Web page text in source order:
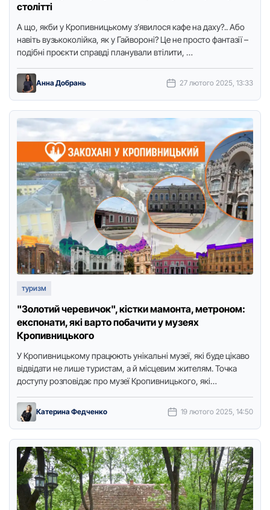
столітті
А що, якби у Кропивницькому з’явилося кафе на даху?.. Або
навіть вузькоколійка, як у Гайвороні? Це не просто фантазії –
подібні проєкти справді планували втілити, …
Анна Добрань 27 лютого 2025, 13:33
туризм
"Золотий черевичок", кістки мамонта, метроном:
експонати, які варто побачити у музеях
Кропивницького
У Кропивницькому працюють унікальні музеї, які буде цікаво
відвідати не лише туристам, а й місцевим жителям. Точка
доступу розповідає про музеї Кропивницького, які
Катерина Федченко 19 лютого 2025, 14:50